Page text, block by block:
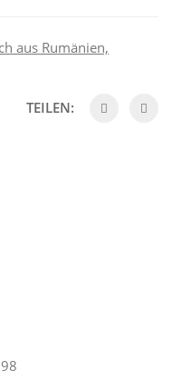
aus Rumänien,
TEILEN: